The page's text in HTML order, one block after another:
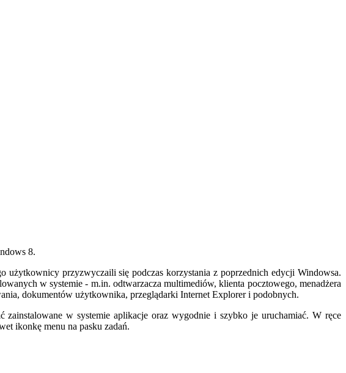
8.
użytkownicy przyzwyczaili się podczas korzystania z poprzednich edycji Windowsa.
w systemie - m.in. odtwarzacza multimediów, klienta pocztowego, menadżera
dokumentów użytkownika, przeglądarki Internet Explorer i podobnych.
w systemie aplikacje oraz wygodnie i szybko je uruchamiać. W ręce
ikonkę menu na pasku zadań.